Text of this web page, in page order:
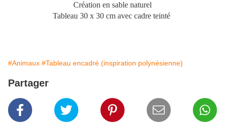
Création en sable naturel
Tableau 30 x 30 cm avec cadre teinté
#Animaux #Tableau encadré (inspiration polynésienne)
Partager